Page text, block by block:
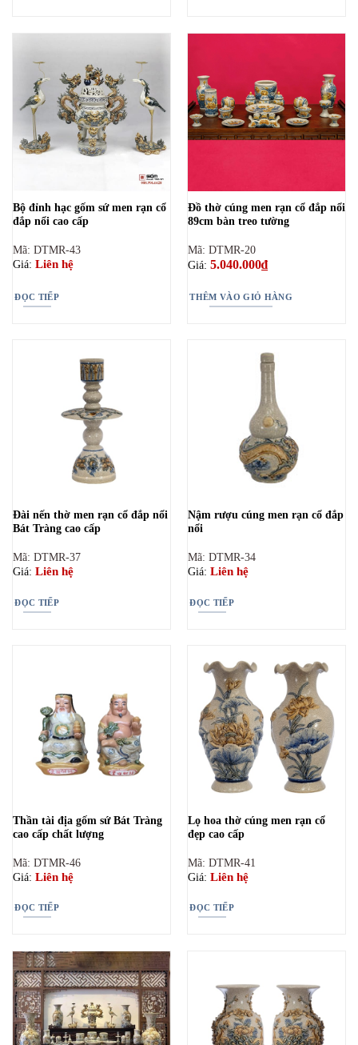
Bộ đỉnh hạc gốm sứ men rạn cổ
đắp nổi cao cấp
Mã: DTMR-43
Giá: Liên hệ
ĐỌC TIẾP
Đồ thờ cúng men rạn cổ đắp nổi
89cm bàn treo tường
Mã: DTMR-20
Giá: 5.040.000₫
THÊM VÀO GIỎ HÀNG
Đài nến thờ men rạn cổ đắp nổi
Bát Tràng cao cấp
Mã: DTMR-37
Giá: Liên hệ
ĐỌC TIẾP
Nậm rượu cúng men rạn cổ đắp
nổi
Mã: DTMR-34
Giá: Liên hệ
ĐỌC TIẾP
Thần tài địa gốm sứ Bát Tràng
cao cấp chất lượng
Mã: DTMR-46
Giá: Liên hệ
ĐỌC TIẾP
Lọ hoa thờ cúng men rạn cổ
đẹp cao cấp
Mã: DTMR-41
Giá: Liên hệ
ĐỌC TIẾP